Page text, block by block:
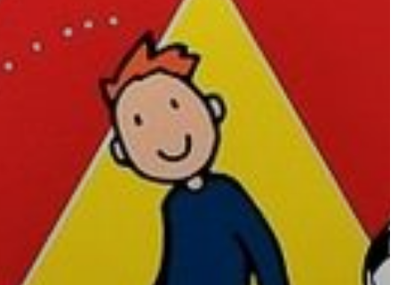
KVÍZ
A